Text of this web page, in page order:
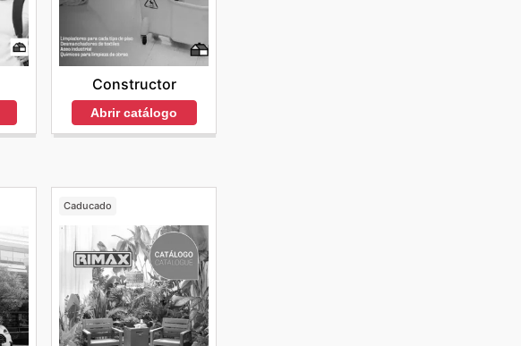
Constructor
Abrir catálogo
Caducado